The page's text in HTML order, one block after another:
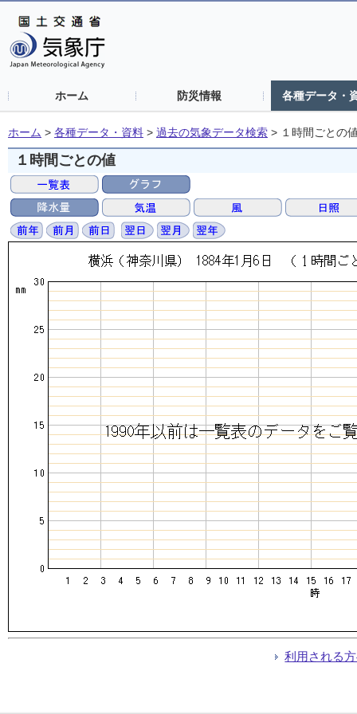
ホーム 防災情報 各種データ・
ホーム > 各種データ・資料 > 過去の気象データ検索 > １時間ごとの
１時間ごとの値
利用される